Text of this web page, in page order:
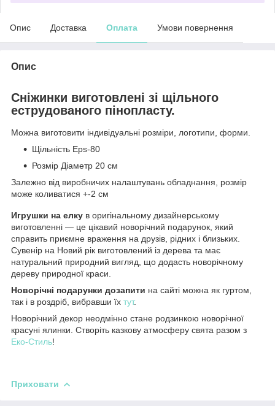
Опис Доставка Оплата Умови повернення
Опис
Сніжинки виготовлені зі щільного
еструдованого пінопласту.
Можна виготовити індивідуальні розміри, логотипи, форми.
Щільність Eps-80
Розмір Діаметр 20 см
Залежно від виробничих налаштувань обладнання, розмір
може коливатися +-2 см
Игрушки на елку в оригінальному дизайнерському
виготовленні — це цікавий новорічний подарунок, який
справить приємне враження на друзів, рідних і близьких.
Сувенір на Новий рік виготовлений із дерева та має
натуральний природний вигляд, що додасть новорічному
дереву природної краси.
Новорічні подарунки дозапити на сайті можна як гуртом,
так і в роздріб, вибравши їх тут.
Новорічний декор неодмінно стане родзинкою новорічної
красуні ялинки. Створіть казкову атмосферу свята разом з
Еко-Стиль!
Приховати